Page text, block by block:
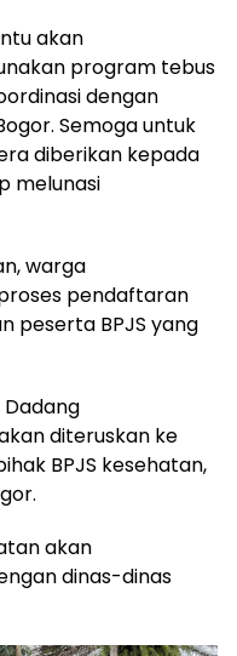
akan
program tebus
dengan
Semoga untuk
diberikan kepada
melunasi
warga
pendaftaran
peserta BPJS yang
Dadang
diteruskan ke
BPJS kesehatan,
akan
dinas-dinas